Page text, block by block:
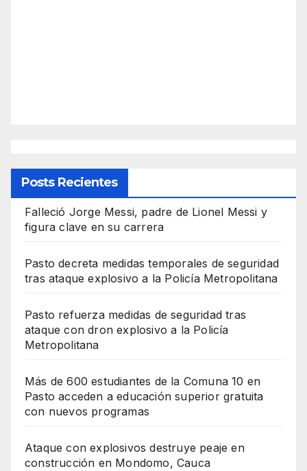
Posts Recientes
Falleció Jorge Messi, padre de Lionel Messi y
figura clave en su carrera
Pasto decreta medidas temporales de seguridad
tras ataque explosivo a la Policía Metropolitana
Pasto refuerza medidas de seguridad tras
ataque con dron explosivo a la Policía
Metropolitana
Más de 600 estudiantes de la Comuna 10 en
Pasto acceden a educación superior gratuita
con nuevos programas
Ataque con explosivos destruye peaje en
construcción en Mondomo, Cauca